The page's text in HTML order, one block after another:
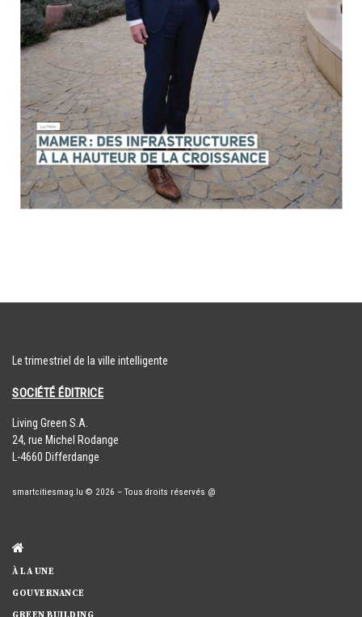
Le trimestriel de la ville intelligente
SOCIÉTÉ ÉDITRICE
​Living Green S.A.
24, rue Michel Rodange
L-4660 Differdange
smartcitiesmag.lu © 2026 – Tous droits réservés @
À LA UNE
GOUVERNANCE